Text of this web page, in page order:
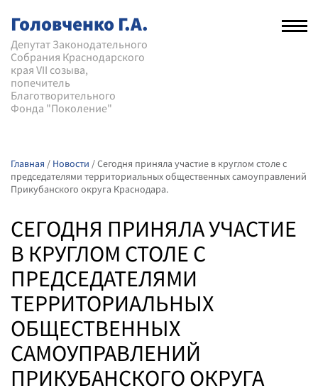
Головченко Г.А.
Депутат Законодательного
Собрания Краснодарского
края VII созыва,
попечитель
Благотворительного
Фонда "Поколение"
Главная / Новости /Сегодня приняла участие в круглом столе с
председателями территориальных общественных самоуправлений
Прикубанского округа Краснодара.
СЕГОДНЯ ПРИНЯЛА УЧАСТИЕ
В КРУГЛОМ СТОЛЕ С
ПРЕДСЕДАТЕЛЯМИ
ТЕРРИТОРИАЛЬНЫХ
ОБЩЕСТВЕННЫХ
САМОУПРАВЛЕНИЙ
ПРИКУБАНСКОГО ОКРУГА